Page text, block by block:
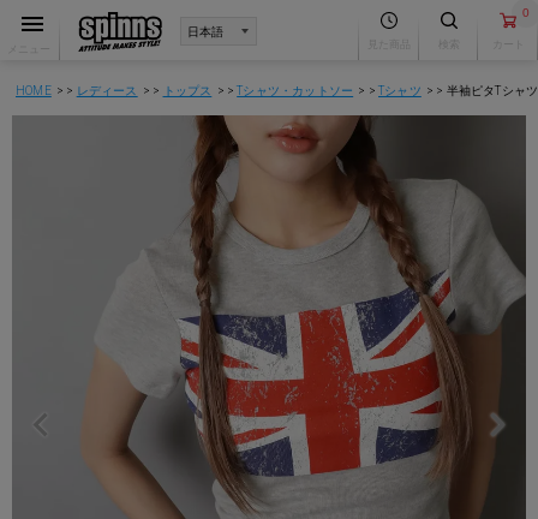
0
HOME レディース トップス Tシャツ・カットソー Tシャツ 半袖ピタTシャ